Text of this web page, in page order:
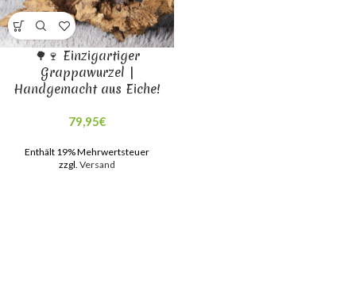
🌳🍷 Einzigartiger
Grappawurzel |
Handgemacht aus Eiche!
79,95€
Enthält 19% Mehrwertsteuer
zzgl. Versand